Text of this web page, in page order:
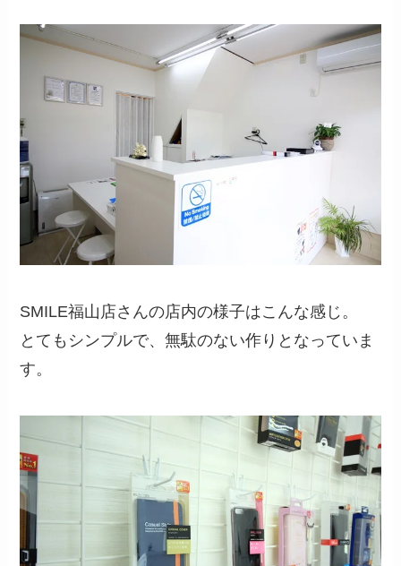
SMILE福山店さんの店内の様子はこんな感じ。
とてもシンプルで、無駄のない作りとなっていま
す。